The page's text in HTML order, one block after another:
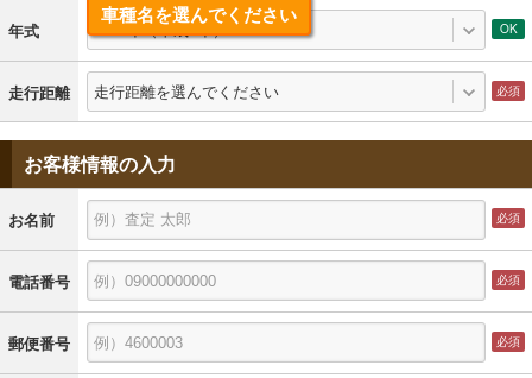
車種名を選んでください
年式 1996年（平成8年）
走行距離 走行距離を選んでください
お客様情報の入力
お名前
電話番号
郵便番号